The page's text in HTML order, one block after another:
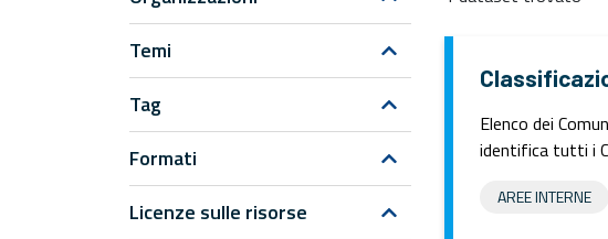
Temi
Tag
Formati
Licenze sulle risorse
Elenco dei
identifica tutti i
AREE INTERNE